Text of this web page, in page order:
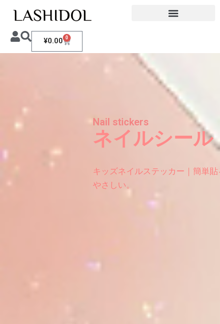
¥0.00 0
Nail stickers
ネイルシール
キッズネイルステッカー｜簡単
やさしい。